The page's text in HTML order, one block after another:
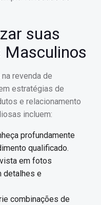
suas
Masculinos
revenda de
estratégias de
e relacionamento
incluem:
profundamente
qualificado.
em fotos
detalhes e
combinações de